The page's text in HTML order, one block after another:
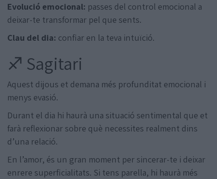
Evolució emocional: passes del control emocional a
deixar-te transformar pel que sents.
Clau del dia: confiar en la teva intuïció.
♐ Sagitari
Aquest dijous et demana més profunditat emocional i
menys evasió.
Durant el dia hi haurà una situació sentimental que et
farà reflexionar sobre què necessites realment dins
d’una relació.
En l’amor, és un gran moment per sincerar-te i deixar
enrere superficialitats. Si tens parella, hi haurà més